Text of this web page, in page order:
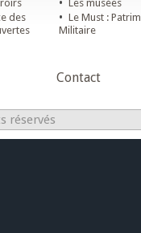
des
Les musées
• Le Must :
Militaire
Contact
réservés